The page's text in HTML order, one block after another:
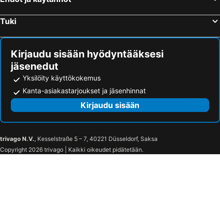
Tuki
Kirjaudu sisään hyödyntääksesi
jäsenedut
Yksilöity käyttökokemus
Kanta-asiakastarjoukset ja jäsenhinnat
Kirjaudu sisään
trivago N.V., Kesselstraße 5 – 7, 40221 Düsseldorf, Saksa
Copyright 2026 trivago | Kaikki oikeudet pidätetään.